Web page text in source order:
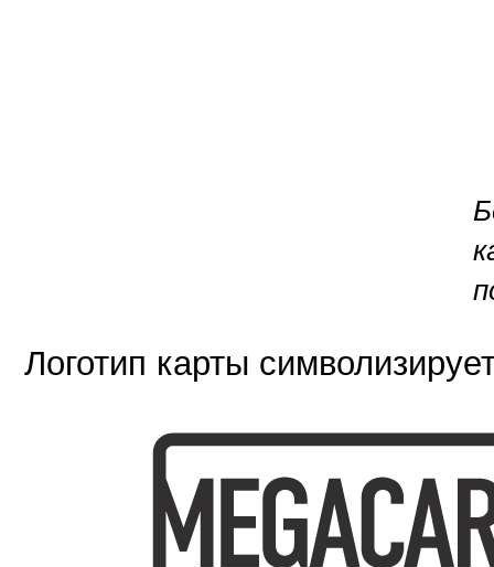
Логотип карты